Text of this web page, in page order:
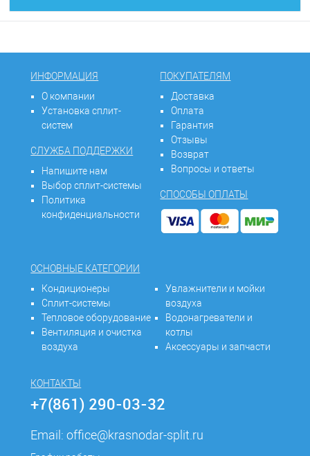
ИНФОРМАЦИЯ
О компании
Установка сплит-
систем
СЛУЖБА ПОДДЕРЖКИ
Напишите нам
Выбор сплит-системы
Политика
конфиденциальности
ПОКУПАТЕЛЯМ
Доставка
Оплата
Гарантия
Отзывы
Возврат
Вопросы и ответы
СПОСОБЫ ОПЛАТЫ
ОСНОВНЫЕ КАТЕГОРИИ
Кондиционеры
Сплит-системы
Тепловое оборудование
Вентиляция и очистка
воздуха
Увлажнители и мойки
воздуха
Водонагреватели и
котлы
Аксессуары и запчасти
КОНТАКТЫ
+7(861) 290-03-32
Email:office@krasnodar-split.ru